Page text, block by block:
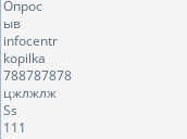
Опрос
ыв
infocentr
kopilka
788787878
цжлжлж
Ss
111